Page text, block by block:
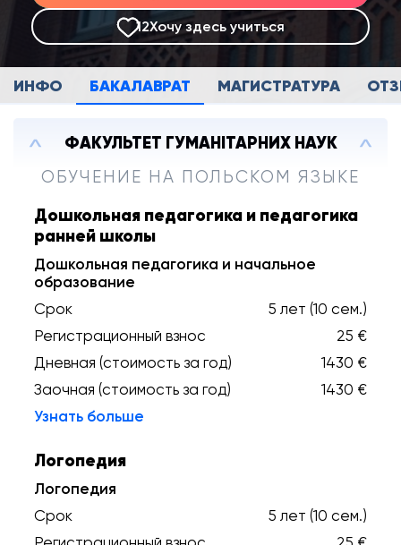
12Хочу здесь учиться
ИНФО БАКАЛАВРАТ МАГИСТРАТУРА
ФАКУЛЬТЕТ ГУМАНІТАРНИХ НАУК
ОБУЧЕНИЕ НА ПОЛЬСКОМ ЯЗЫКЕ
Дошкольная педагогика и педагогика
ранней школы
Дошкольная педагогика и начальное
образование
Срок
5 лет (10 сем.)
Регистрационный взнос
25 €
Дневная (стоимость за год)
1430 €
Заочная (стоимость за год)
1430 €
Узнать больше
Логопедия
Логопедия
Срок
5 лет (10 сем.)